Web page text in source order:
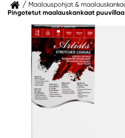
Maalauspohjat &
Pingotetut maalauskankaat puuvillaa